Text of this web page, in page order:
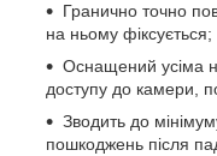
Гранично точно
на ньому фіксується;
Оснащений усіма
доступу до камери,
Зводить до
пошкоджень після